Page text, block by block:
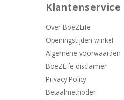
Klantenservice
Over BoeZLife
Openingstijden winkel
Algemene voorwaarden
BoeZLife disclaimer
Privacy Policy
Betaalmethoden